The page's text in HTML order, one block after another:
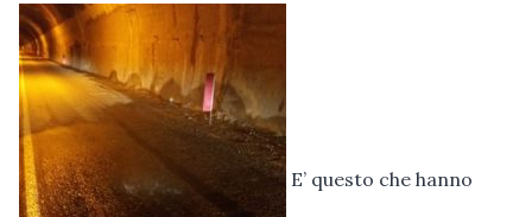
E’ questo che hanno